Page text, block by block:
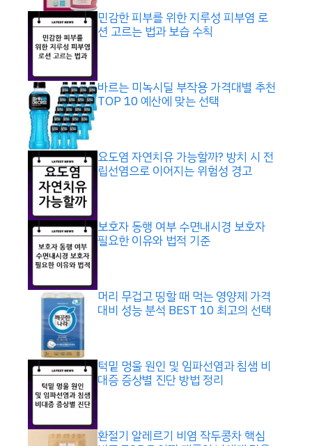
민감한 피부를 위한 지루성 피부염 로
션 고르는 법과 보습 수칙
바르는 미녹시딜 부작용 가격대별 추천
TOP 10 예산에 맞는 선택
요도염 자연치유 가능할까? 방치 시 전
립선염으로 이어지는 위험성 경고
보호자 동행 여부 수면내시경 보호자
필요한 이유와 법적 기준
머리 무겁고 띵할 때 먹는 영양제 가격
대비 성능 분석 BEST 10 최고의 선택
턱밑 멍울 원인 및 임파선염과 침샘 비
대증 증상별 진단 방법 정리
환절기 알레르기 비염 작두콩차 핵심